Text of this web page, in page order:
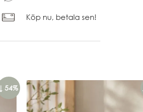
Köp nu, betala sen!
↓ 54%